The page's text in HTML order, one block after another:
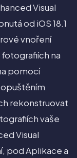
Visual
od iOS 18.1
vnoření
na
pomocí
rekonstruovat
vaše
Visual
pod Aplikace a